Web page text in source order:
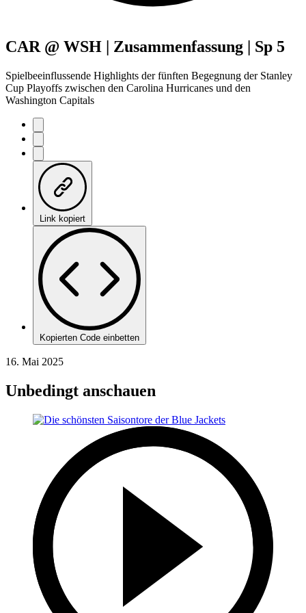
CAR @ WSH | Zusammenfassung | Sp 5
Spielbeeinflussende Highlights der fünften Begegnung der Stanley
Cup Playoffs zwischen den Carolina Hurricanes und den
Washington Capitals
Link kopiert
Kopierten Code einbetten
16. Mai 2025
Unbedingt anschauen